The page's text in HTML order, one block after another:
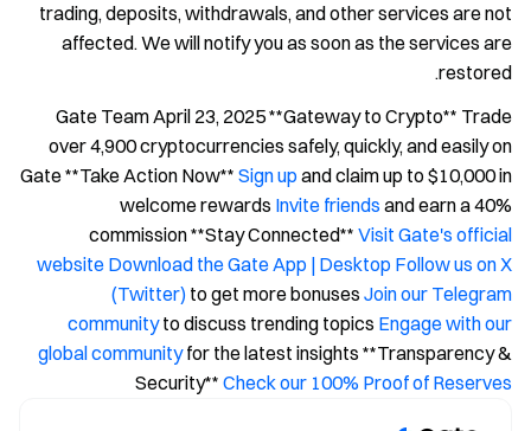
trading, deposits, withdrawals, and other services are not
affected. We will notify you as soon as the services are
restored.
Gate Team April 23, 2025 **Gateway to Crypto** Trade
over 4,900 cryptocurrencies safely, quickly, and easily on
Gate **Take Action Now** Sign up and claim up to $10,000 in
welcome rewards Invite friends and earn a 40%
commission **Stay Connected** Visit Gate's official
website Download the Gate App | Desktop Follow us on X
(Twitter) to get more bonuses Join our Telegram
communityto discuss trending topics Engage with our
global communityfor the latest insights **Transparency &
Security** Check our 100% Proof of Reserves